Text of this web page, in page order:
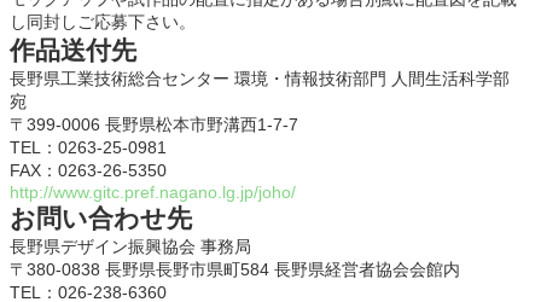
し同封しご応募下さい。
作品送付先
長野県工業技術総合センター 環境・情報技術部門 人間生活科学部
宛
〒399-0006 長野県松本市野溝西1-7-7
TEL：0263-25-0981
FAX：0263-26-5350
http://www.gitc.pref.nagano.lg.jp/joho/
お問い合わせ先
長野県デザイン振興協会 事務局
〒380-0838 長野県長野市県町584 長野県経営者協会会館内
TEL：026-238-6360